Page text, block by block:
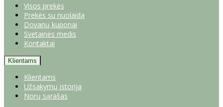
Visos prekės
Prekės su nuolaida
Dovanų kuponai
Svetainės medis
Kontaktai
Klientams
Klientams
Užsakymų istorija
Norų sąrašas